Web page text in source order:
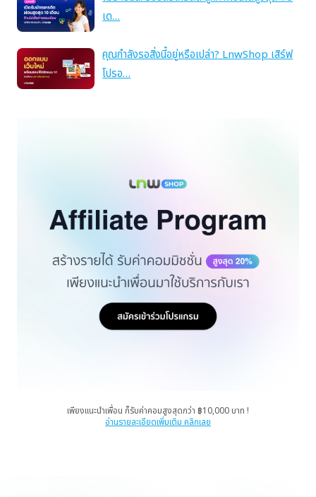
เด…
คุณกำลังรอสิ่งนี้อยู่หรือเปล่า? LnwShop เสิร์ฟ
โปรอ…
เพียงแนะนำเพื่อน ก็รับค่าคอมสูงสุดกว่า ฿10,000 บาท !
อ่านรายละเอียดเพิ่มเติม คลิกเลย